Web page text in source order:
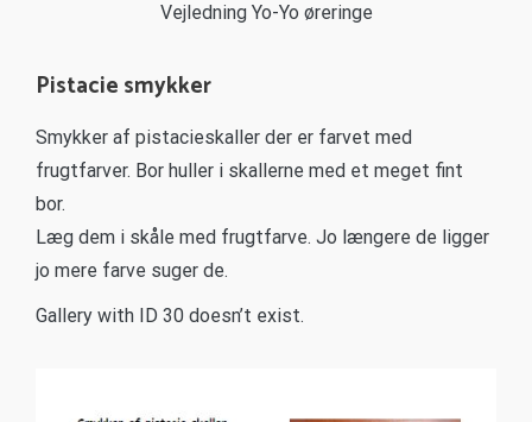
Vejledning Yo-Yo øreringe
Pistacie smykker
Smykker af pistacieskaller der er farvet med
frugtfarver. Bor huller i skallerne med et meget fint
bor.
Læg dem i skåle med frugtfarve. Jo længere de ligger
jo mere farve suger de.
Gallery with ID 30 doesn’t exist.